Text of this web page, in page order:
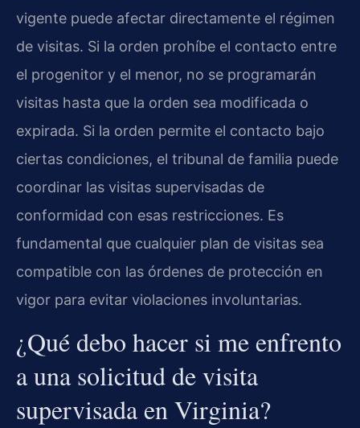
vigente puede afectar directamente el régimen
de visitas. Si la orden prohíbe el contacto entre
el progenitor y el menor, no se programarán
visitas hasta que la orden sea modificada o
expirada. Si la orden permite el contacto bajo
ciertas condiciones, el tribunal de familia puede
coordinar las visitas supervisadas de
conformidad con esas restricciones. Es
fundamental que cualquier plan de visitas sea
compatible con las órdenes de protección en
vigor para evitar violaciones involuntarias.
¿Qué debo hacer si me enfrento
a una solicitud de visita
supervisada en Virginia?